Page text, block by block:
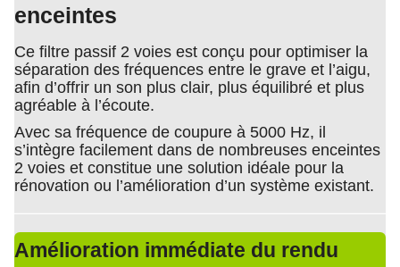
enceintes
Ce filtre passif 2 voies est conçu pour optimiser la
séparation des fréquences entre le grave et l’aigu,
afin d’offrir un son plus clair, plus équilibré et plus
agréable à l’écoute.
Avec sa fréquence de coupure à 5000 Hz, il
s’intègre facilement dans de nombreuses enceintes
2 voies et constitue une solution idéale pour la
rénovation ou l’amélioration d’un système existant.
Amélioration immédiate du rendu